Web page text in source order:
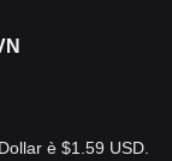
è $1.59 USD.